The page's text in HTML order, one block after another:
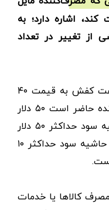
اشاره دارد؛ به
از تغییر در تعداد
دلار فروخته می‌شود، اما مصرف‌کننده حاضر است ۵۰ دلار
برای این کفش پرداخت کند. حاشیه سود حداکثر ۵۰ ‌دلار
خواهد بود. این بدان معناست که حاشیه سود حداکثر ۱۰
کالاها یا خدمات